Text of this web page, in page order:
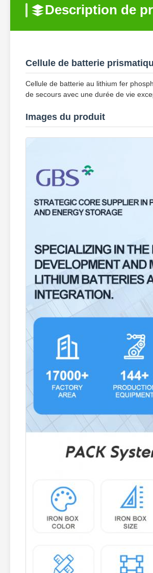
Description de
Cellule de batterie
Cellule de batterie au lithium fer
de secours avec une durée de vie
Images du produit